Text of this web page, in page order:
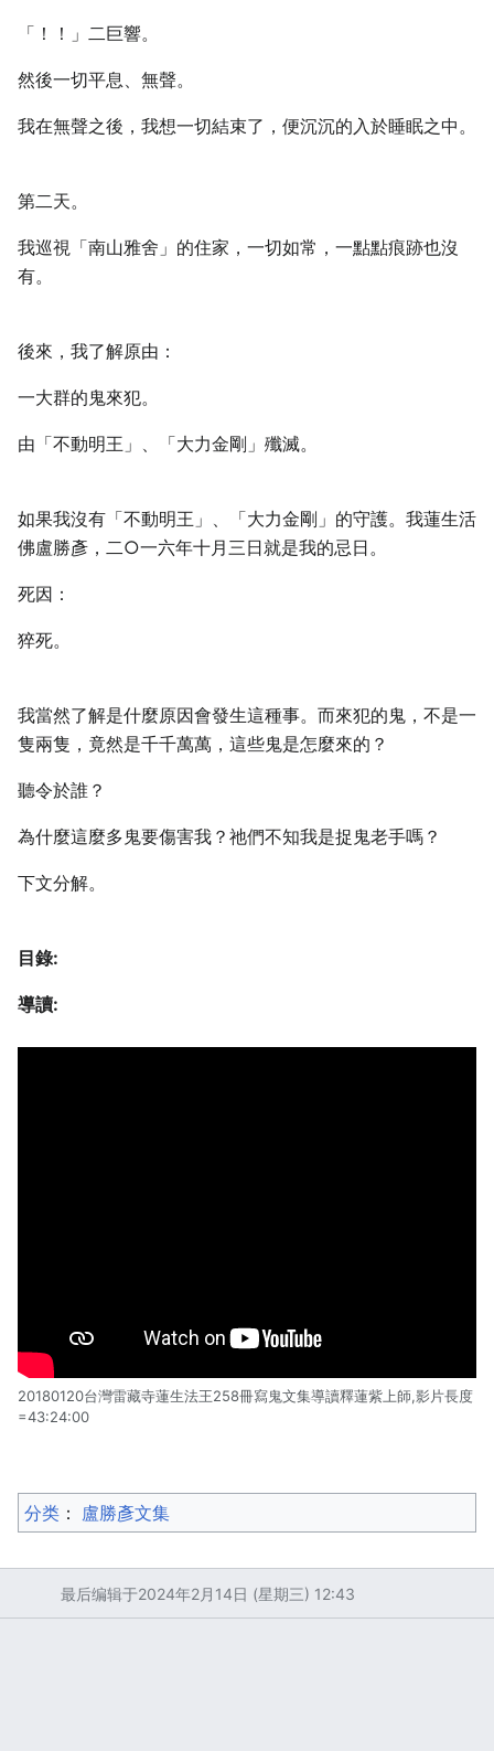
「！！」二巨響。
然後一切平息、無聲。
我在無聲之後，我想一切結束了，便沉沉的入於睡眠之中。
第二天。
我巡視「南山雅舍」的住家，一切如常，一點點痕跡也沒
有。
後來，我了解原由：
一大群的鬼來犯。
由「不動明王」、「大力金剛」殲滅。
如果我沒有「不動明王」、「大力金剛」的守護。我蓮生活
佛盧勝彥，二○一六年十月三日就是我的忌日。
死因：
猝死。
我當然了解是什麼原因會發生這種事。而來犯的鬼，不是一
隻兩隻，竟然是千千萬萬，這些鬼是怎麼來的？
聽令於誰？
為什麼這麼多鬼要傷害我？祂們不知我是捉鬼老手嗎？
下文分解。
目錄:
導讀:
20180120台灣雷藏寺蓮生法王258冊寫鬼文集導讀釋蓮紫上師,影片長度
=43:24:00
分类 ：​ 盧勝彥文集
最后编辑于2024年2月14日 (星期三) 12:43